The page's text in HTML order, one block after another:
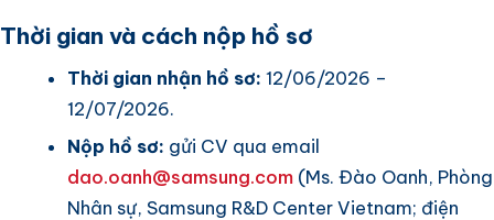
Thời gian và cách nộp hồ sơ
Thời gian nhận hồ sơ: 12/06/2026 –
12/07/2026.
Nộp hồ sơ: gửi CV qua email
dao.oanh@samsung.com(Ms. Đào Oanh, Phòng
Nhân sự, Samsung R&D Center Vietnam; điện